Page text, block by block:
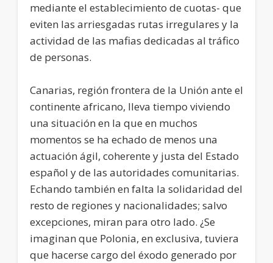
mediante el establecimiento de cuotas- que
eviten las arriesgadas rutas irregulares y la
actividad de las mafias dedicadas al tráfico
de personas.
Canarias, región frontera de la Unión ante el
continente africano, lleva tiempo viviendo
una situación en la que en muchos
momentos se ha echado de menos una
actuación ágil, coherente y justa del Estado
español y de las autoridades comunitarias.
Echando también en falta la solidaridad del
resto de regiones y nacionalidades; salvo
excepciones, miran para otro lado. ¿Se
imaginan que Polonia, en exclusiva, tuviera
que hacerse cargo del éxodo generado por